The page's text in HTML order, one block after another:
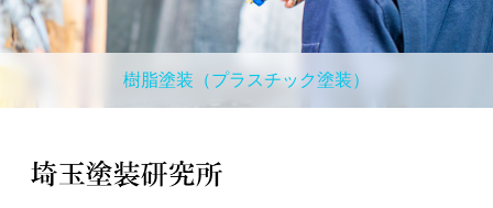
樹脂塗装（プラスチック塗装）